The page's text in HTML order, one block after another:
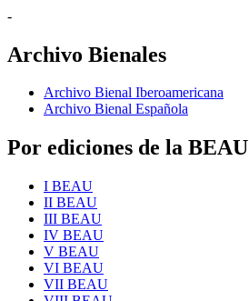
-
Archivo Bienales
Archivo Bienal Iberoamericana
Archivo Bienal Española
Por ediciones de la BEAU
I BEAU
II BEAU
III BEAU
IV BEAU
V BEAU
VI BEAU
VII BEAU